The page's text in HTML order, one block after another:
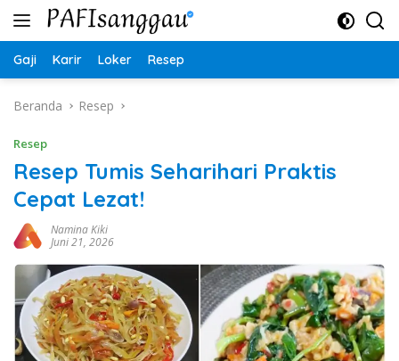
Langsung
Gaji Karir Loker Resep
Beranda Resep
Resep
Resep Tumis Seharihari Praktis
Cepat Lezat!
Namina Kiki
Juni 21, 2026